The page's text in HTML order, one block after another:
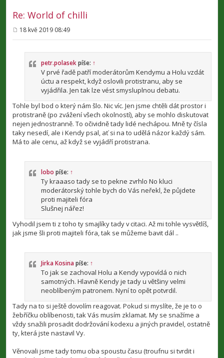
Re: World of chilli
ř
18 kvě 2019 08:49
petr.polasek píše: ↑
V prvé řadě patří moderátorům Kendymu a Holu vzdát
úctu a respekt, když oslovili protistranu, aby se
vyjádřila. Jen tak lze vést smysluplnou debatu.
Tohle byl bod o který nám šlo. Nic víc. Jen jsme chtěli dát prostor i
protistraně (po zvážení všech okolností), aby se mohlo diskutovat
nejen jednostranně. To očividně tady lidé nechápou. Mně ty čísla
taky nesedí, ale i Kendy psal, ať si na to udělá názor každý sám.
Má to ale cenu, až když se vyjádří protistrana.
lobo píše: ↑
Ty kraaaso tady se to pekne zvrhlo No kluci
moderátorský tohle bych do Vás neřekl, že půjdete
proti majiteli fóra
Slušnej nářez!
Vyhodil jsem ti z toho ty smajlíky tady v citaci. Až mi tohle vysvětlíš,
jak jsme šli proti majiteli fóra, tak se můžeme bavit dál ..
Jirka Kosina píše: ↑
To jak se zachoval Holu a Kendy vypovídá o nich
samotných. Hlavně Kendy je tady u většiny velmi
neoblíbeným patronem. Nyní to opět potvrdil.
Tady na to si ještě dovolím reagovat. Pokud si myslíte, že je to o
žebříčku oblíbenosti, tak Vás musím zklamat. My se snažíme a
vždy snažili prosadit dodržování kodexu a jiných pravidel, ostatně
ty, která jste nastavil Vy.
Věnovali jsme tady tomu oba spoustu času (troufnu si tvrdit i